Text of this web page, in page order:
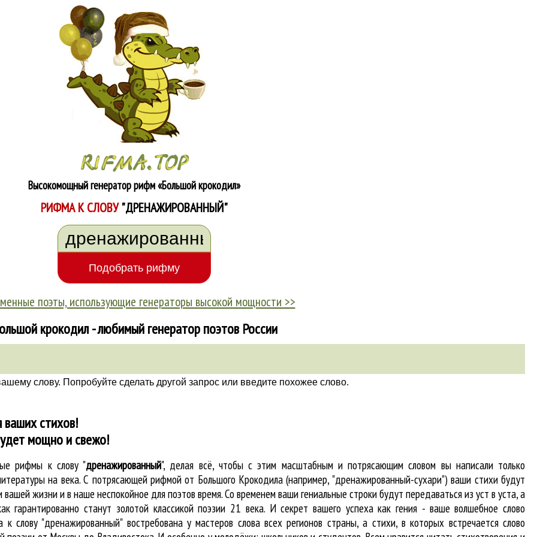
Высокомощный генератор рифм«Большой крокодил»
РИФМА К СЛОВУ"ДРЕНАЖИРОВАННЫЙ"
поэты, использующие генераторы высокой мощности >>
крокодил - любимый генератор поэтов России
слову. Попробуйте сделать другой запрос или введите похожее слово.
стихов!
мощно и свежо!
рифмы к слову "дренажированный", делая всё, чтобы с этим масштабным и потрясающим словом вы написали только
на века. С потрясающей рифмой от Большого Крокодила (например, "дренажированный-сухари") ваши стихи будут
жизни и в наше неспокойное для поэтов время. Со временем ваши гениальные строки будут передаваться из уст в уста, а
гарантированно станут золотой классикой поэзии 21 века. И секрет вашего успеха как гения - ваше волшебное слово
"дренажированный" востребована у мастеров слова всех регионов страны, а стихи, в которых встречается слово